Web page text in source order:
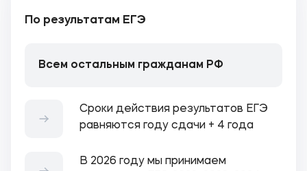
По результатам ЕГЭ
Всем остальным гражданам РФ
Сроки действия результатов ЕГЭ
равняются году сдачи + 4 года
В 2026 году мы принимаем